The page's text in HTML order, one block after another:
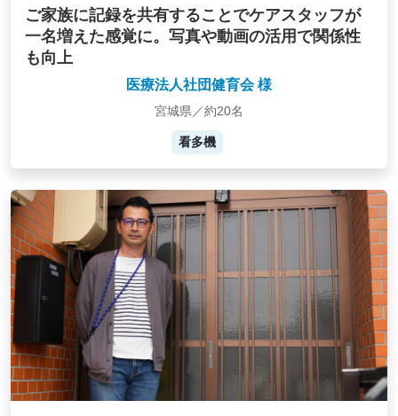
ご家族に記録を共有することでケアスタッフが
一名増えた感覚に。写真や動画の活用で関係性
も向上
医療法人社団健育会 様
宮城県／約20名
看多機